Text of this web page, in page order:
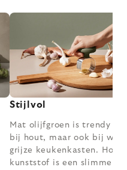
Stijlvol
Mat olijfgroen is trendy –
bij hout, maar ook bij
grijze keukenkasten.
kunststof is een slimme